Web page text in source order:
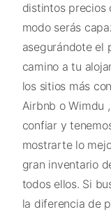
distintos precios
modo serás
asegurándote el
camino a tu
los sitios más
Airbnb o Wimdu
confiar y
mostrarte lo
gran inventario
todos ellos. Si
la diferencia de